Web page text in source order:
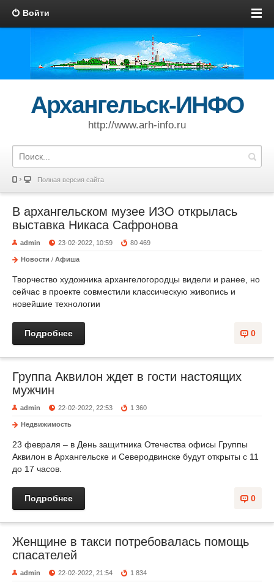
Войти
Архангельск-ИНФО
http://www.arh-info.ru
Полная версия сайта
В архангельском музее ИЗО открылась
выставка Никаса Сафронова
admin 23-02-2022, 10:59 80 469
Новости / Афиша
Творчество художника архангелогородцы видели и ранее, но
сейчас в проекте совместили классическую живопись и
новейшие технологии
0
Подробнее
Группа Аквилон ждет в гости настоящих
мужчин
admin 22-02-2022, 22:53 1 360
Недвижимость
23 февраля – в День защитника Отечества офисы Группы
Аквилон в Архангельске и Северодвинске будут открыты с 11
до 17 часов.
0
Подробнее
Женщине в такси потребовалась помощь
спасателей
admin 22-02-2022, 21:54 1 834